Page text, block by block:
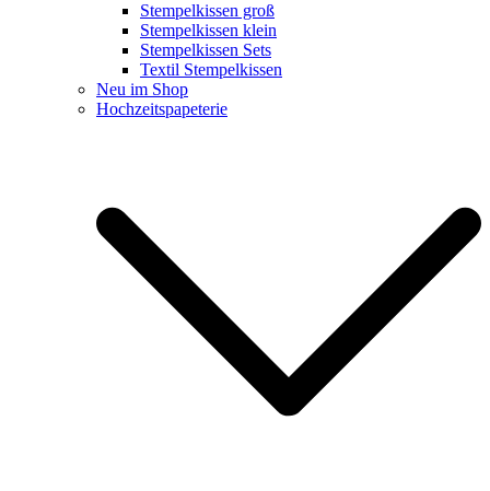
Stempelkissen groß
Stempelkissen klein
Stempelkissen Sets
Textil Stempelkissen
Neu im Shop
Hochzeitspapeterie